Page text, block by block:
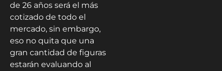
de 26 años será el más
cotizado de todo el
mercado, sin embargo,
eso no quita que una
gran cantidad de figuras
estarán evaluando al